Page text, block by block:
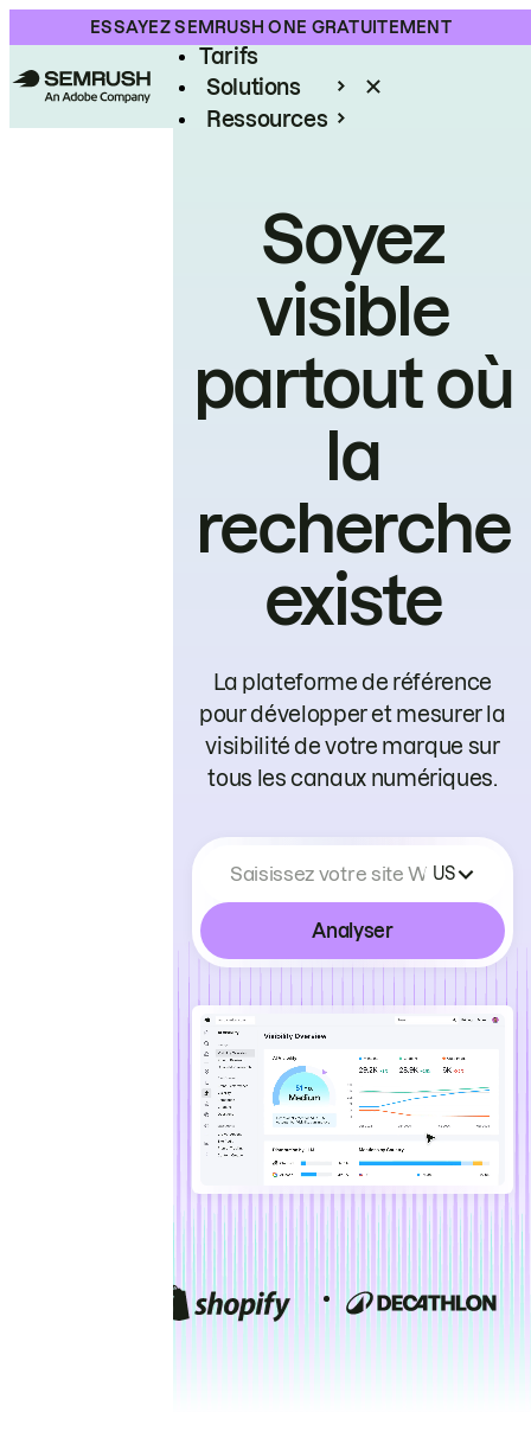
ESSAYEZ SEMRUSH ONE GRATUITEMENT
Produit
Tarifs
Solutions
Ressources
Soyez
visible
partout où
la
recherche
existe
La plateforme de référence
pour développer et mesurer la
visibilité de votre marque sur
tous les canaux numériques.
Saisissez votre site Web
US
Analyser